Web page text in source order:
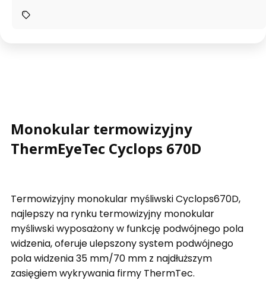
Monokular termowizyjny
ThermEyeTec Cyclops 670D
Termowizyjny monokular myśliwski Cyclops670D,
najlepszy na rynku termowizyjny monokular
myśliwski wyposażony w funkcję podwójnego pola
widzenia, oferuje ulepszony system podwójnego
pola widzenia 35 mm/70 mm z najdłuższym
zasięgiem wykrywania firmy ThermTec.